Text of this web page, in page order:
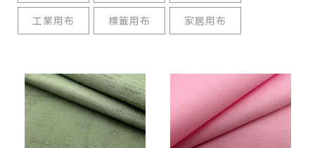
工業用布 標籤用布 家居用布